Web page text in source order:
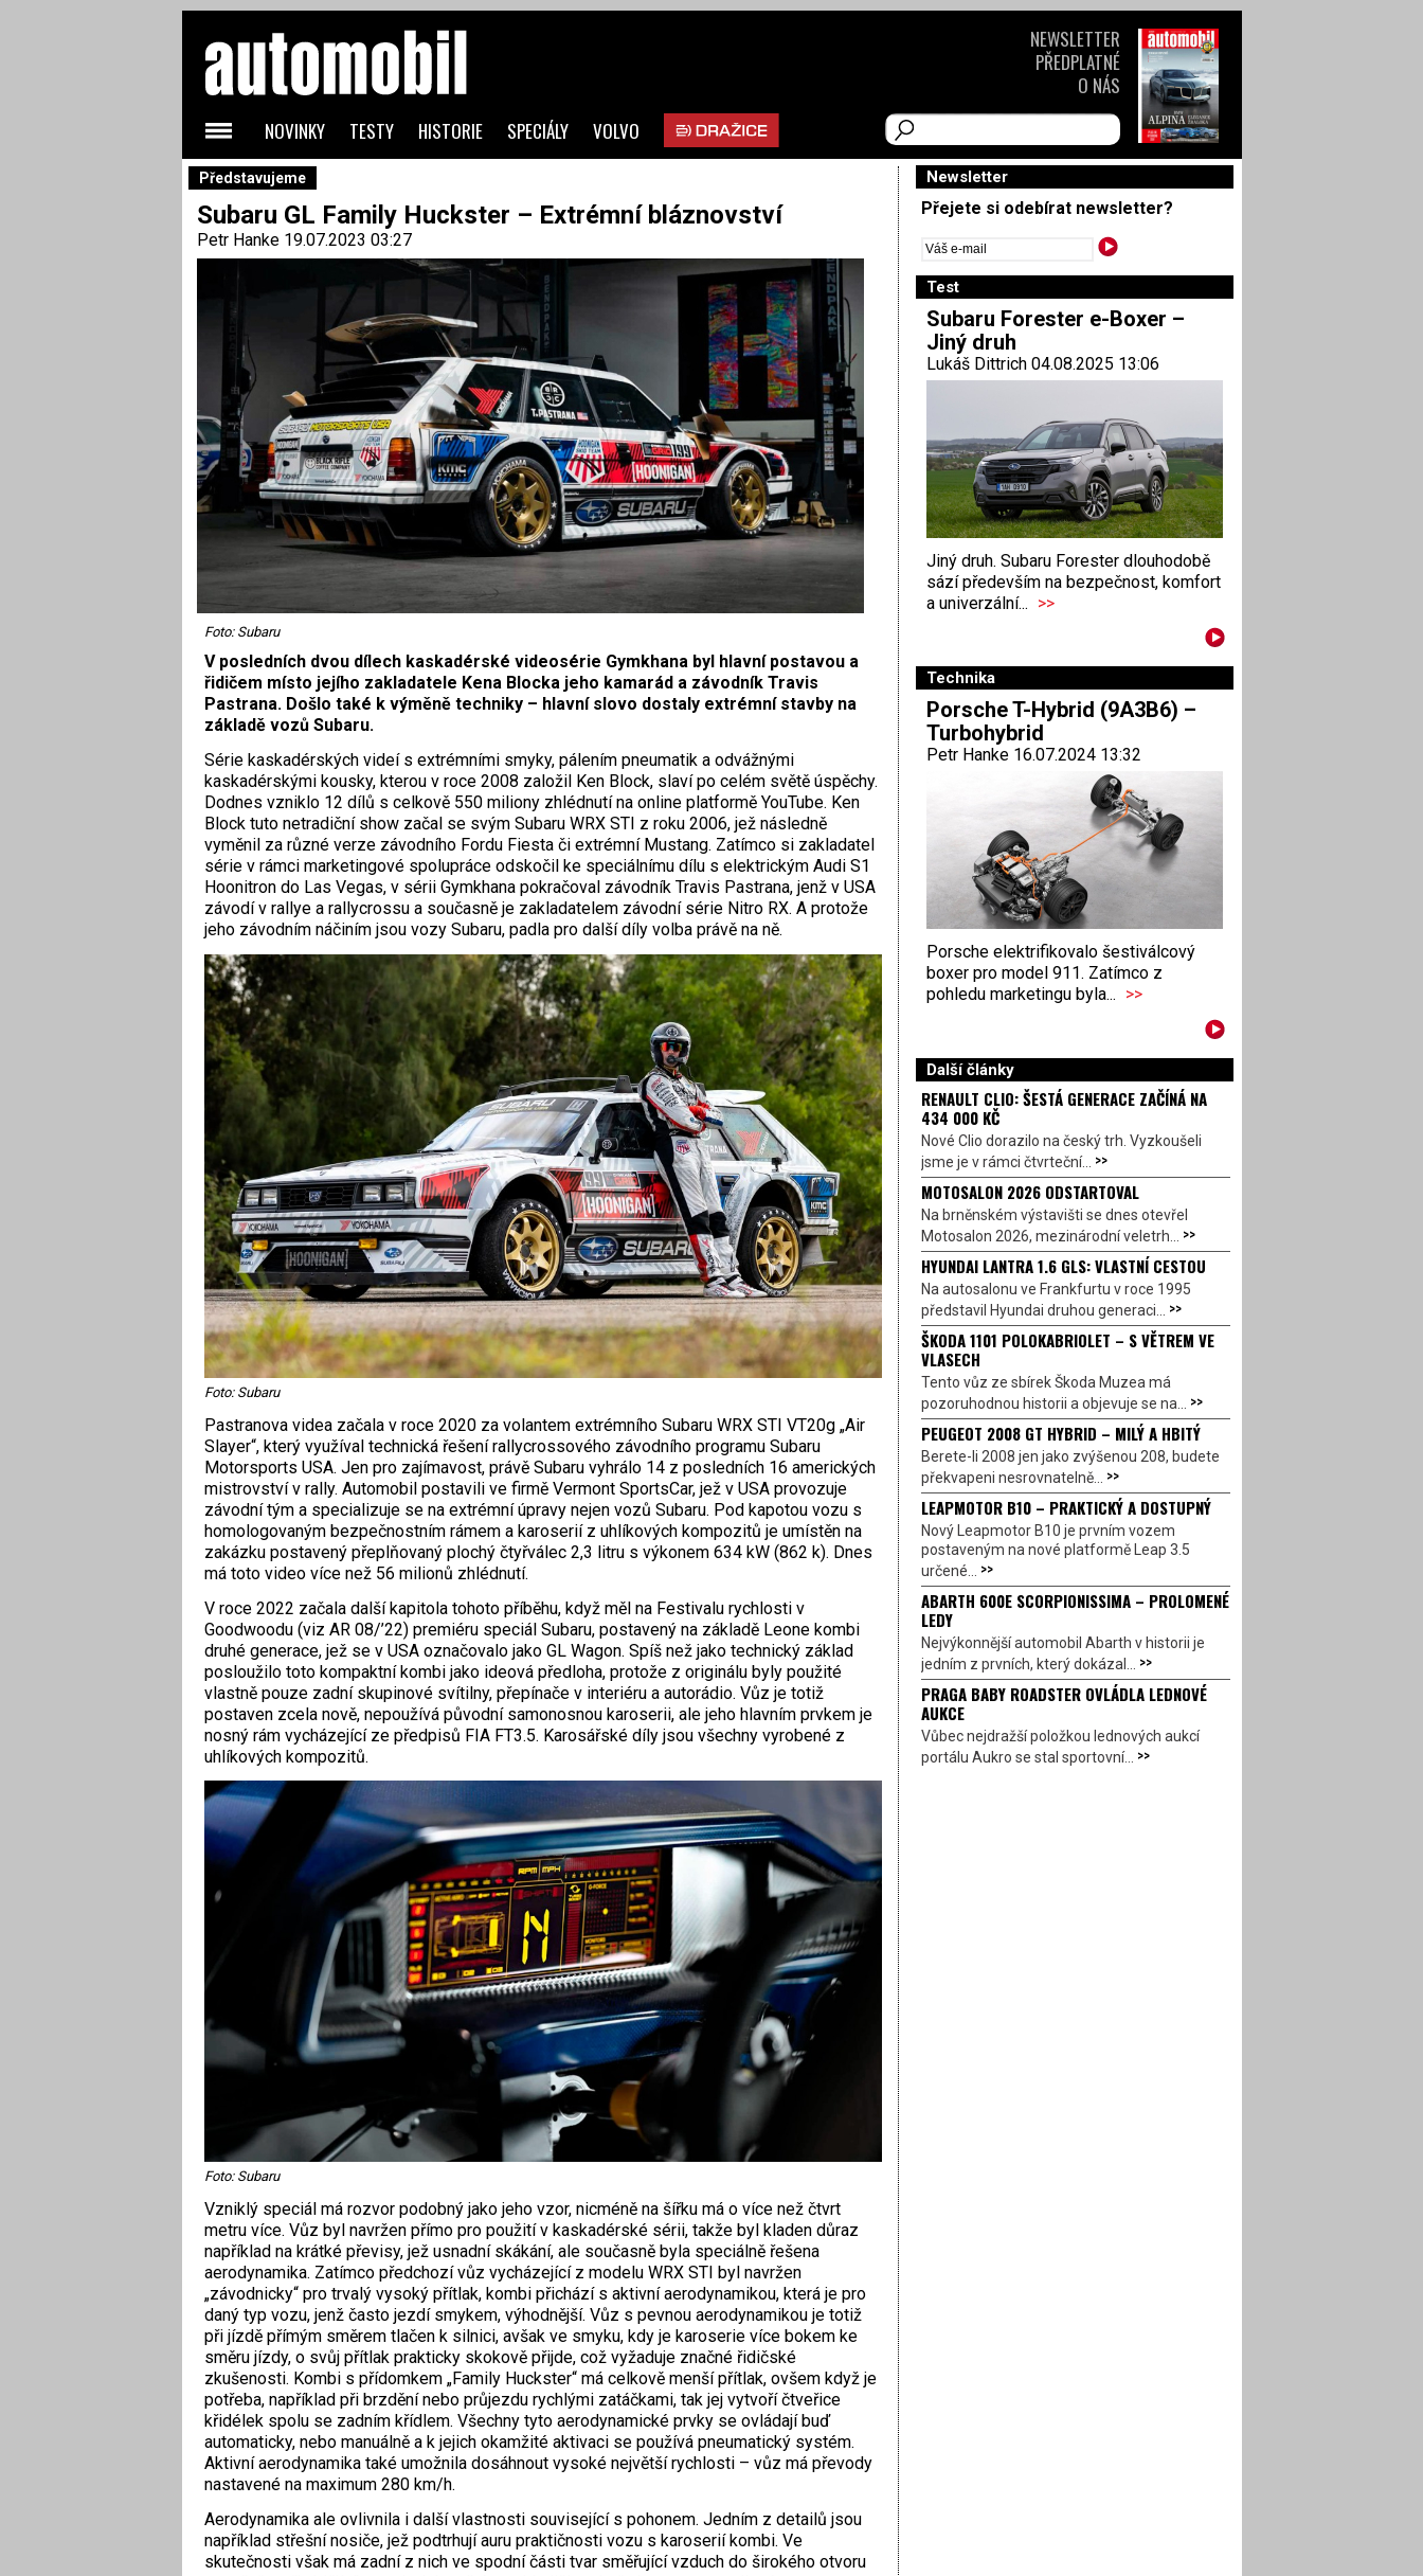
Představujeme
Subaru GL Family Huckster – Extrémní bláznovství
Petr Hanke19.07.2023 03:27
Foto: Subaru
V posledních dvou dílech kaskadérské videosérie Gymkhana byl hlavní postavou a
řidičem místo jejího zakladatele Kena Blocka jeho kamarád a závodník Travis
Pastrana. Došlo také k výměně techniky – hlavní slovo dostaly extrémní stavby na
základě vozů Subaru.
Série kaskadérských videí s extrémními smyky, pálením pneumatik a odvážnými
kaskadérskými kousky, kterou v roce 2008 založil Ken Block, slaví po celém světě úspěchy.
Dodnes vzniklo 12 dílů s celkově 550 miliony zhlédnutí na online platformě YouTube. Ken
Block tuto netradiční show začal se svým Subaru WRX STI z roku 2006, jež následně
vyměnil za různé verze závodního Fordu Fiesta či extrémní Mustang. Zatímco si zakladatel
série v rámci marketingové spolupráce odskočil ke speciálnímu dílu s elektrickým Audi S1
Hoonitron do Las Vegas, v sérii Gymkhana pokračoval závodník Travis Pastrana, jenž v USA
závodí v rallye a rallycrossu a současně je zakladatelem závodní série Nitro RX. A protože
jeho závodním náčiním jsou vozy Subaru, padla pro další díly volba právě na ně.
Foto: Subaru
Pastranova videa začala v roce 2020 za volantem extrémního Subaru WRX STI VT20g „Air
Slayer“, který využíval technická řešení rallycrossového závodního programu Subaru
Motorsports USA. Jen pro zajímavost, právě Subaru vyhrálo 14 z posledních 16 amerických
mistrovství v rally. Automobil postavili ve firmě Vermont SportsCar, jež v USA provozuje
závodní tým a specializuje se na extrémní úpravy nejen vozů Subaru. Pod kapotou vozu s
homologovaným bezpečnostním rámem a karoserií z uhlíkových kompozitů je umístěn na
zakázku postavený přeplňovaný plochý čtyřválec 2,3 litru s výkonem 634 kW (862 k). Dnes
má toto video více než 56 milionů zhlédnutí.
V roce 2022 začala další kapitola tohoto příběhu, když měl na Festivalu rychlosti v
Goodwoodu (viz AR 08/’22) premiéru speciál Subaru, postavený na základě Leo­ne kombi
druhé generace, jež se v USA označovalo jako GL Wagon. Spíš než jako technický základ
posloužilo toto kompaktní kombi jako ideová předloha, protože z originálu byly použité
vlastně pouze zadní skupinové svítilny, přepínače v interiéru a autorádio. Vůz je totiž
postaven zcela nově, nepoužívá původní samonosnou karoserii, ale jeho hlavním prvkem je
nosný rám vycházející ze předpisů FIA FT3.5. Karosářské díly jsou všechny vyrobené z
uhlíkových kompozitů.
Foto: Subaru
Vzniklý speciál má rozvor podobný jako jeho vzor, nicméně na šířku má o více než čtvrt
metru více. Vůz byl navržen přímo pro použití v kaskadérské sérii, takže byl kladen důraz
například na krátké převisy, jež usnadní skákání, ale současně byla speciálně řešena
aerodynamika. Zatímco předchozí vůz vycházející z modelu WRX STI byl navržen
„závodnicky“ pro trvalý vysoký přítlak, kombi přichází s aktivní aerodynamikou, která je pro
daný typ vozu, jenž často jezdí smykem, výhodnější. Vůz s pevnou aerodynamikou je totiž
při jízdě přímým směrem tlačen k silnici, avšak ve smyku, kdy je karoserie více bokem ke
směru jízdy, o svůj přítlak prakticky skokově přijde, což vyžaduje značné řidičské
zkušenosti. Kombi s přídomkem „Family Huckster“ má celkově menší přítlak, ­ovšem když je
potřeba, například při brzdění nebo průjezdu rychlými zatáčkami, tak jej vytvoří čtveřice
křidélek spolu se zadním křídlem. Všechny tyto aerodynamické ­prvky se ovládají buď
automaticky, nebo manuálně a k jejich okamžité aktivaci se používá pneumatický systém.
Aktivní aerodynamika také umožnila dosáhnout vysoké největší rychlosti – vůz má převody
nastavené na maximum 280 km/h.
Aerodynamika ale ovlivnila i další vlastnosti související s pohonem. Jedním z detailů jsou
například střešní nosiče, jež podtrhují auru praktičnosti vozu s karoserií kombi. Ve
skutečnosti však má zadní z nich ve spodní části tvar směřující vzduch do širokého otvoru
Newsletter
Přejete si odebírat newsletter?
Test
Subaru Forester e-Boxer –
Jiný druh
Lukáš Dittrich 04.08.2025 13:06
Jiný druh. Subaru Forester dlouhodobě
sází především na bezpečnost, komfort
a univerzální... >>
Technika
Porsche T-Hybrid (9A3B6) –
Turbohybrid
Petr Hanke 16.07.2024 13:32
Porsche elektrifikovalo šestiválcový
boxer pro model 911. Zatímco z
pohledu marketingu byla... >>
Další články
RENAULT CLIO: ŠESTÁ GENERACE ZAČÍNÁ NA
434 000 KČ
Nové Clio dorazilo na český trh. Vyzkoušeli
jsme je v rámci čtvrteční... >>
MOTOSALON 2026 ODSTARTOVAL
Na brněnském výstavišti se dnes otevřel
Motosalon 2026, mezinárodní veletrh... >>
HYUNDAI LANTRA 1.6 GLS: VLASTNÍ CESTOU
Na autosalonu ve Frankfurtu v roce 1995
představil Hyundai druhou generaci... >>
ŠKODA 1101 POLOKABRIOLET – S VĚTREM VE
VLASECH
Tento vůz ze sbírek Škoda Muzea má
pozoruhodnou historii a objevuje se na... >>
PEUGEOT 2008 GT HYBRID – MILÝ A HBITÝ
Berete-li 2008 jen jako zvýšenou 208, budete
překvapeni nesrovnatelně... >>
LEAPMOTOR B10 – PRAKTICKÝ A DOSTUPNÝ
Nový Leapmotor B10 je prvním vozem
postaveným na nové platformě Leap 3.5
určené... >>
ABARTH 600E SCORPIONISSIMA – PROLOMENÉ
LEDY
Nejvýkonnější automobil Abarth v historii je
jedním z prvních, který dokázal... >>
PRAGA BABY ROADSTER OVLÁDLA LEDNOVÉ
AUKCE
Vůbec nejdražší položkou lednových aukcí
portálu Aukro se stal sportovní... >>
NOVINKY TESTY HISTORIE SPECIÁLY VOLVO
NEWSLETTER
PŘEDPLATNÉ
O NÁS